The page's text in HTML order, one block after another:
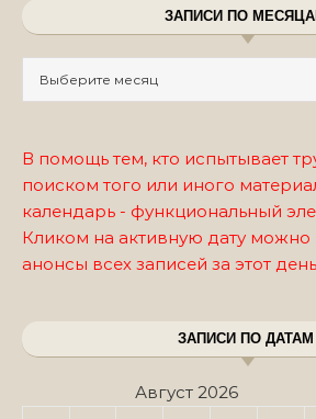
ЗАПИСИ ПО
В помощь тем, кто испытывает
поиском того или иного
календарь - функциональный
Кликом на активную дату можно
анонсы всех записей за этот
ЗАПИСИ ПО ДАТАМ
Август 2026